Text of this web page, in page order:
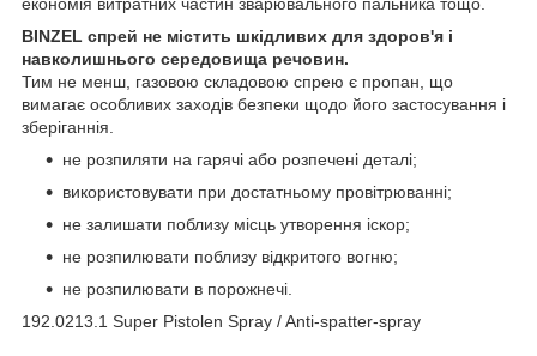
BINZEL спрей не містить шкідливих для здоров'я і
навколишнього середовища речовин.
Тим не менш, газовою складовою спрею є пропан, що
вимагає особливих заходів безпеки щодо його застосування і
зберіганнія.
не розпиляти на гарячі або розпечені деталі;
використовувати при достатньому провітрюванні;
не залишати поблизу місць утворення іскор;
не розпилювати поблизу відкритого вогню;
не розпилювати в порожнечі.
192.0213.1 Super Pistolen Spray / Anti-spatter-spray